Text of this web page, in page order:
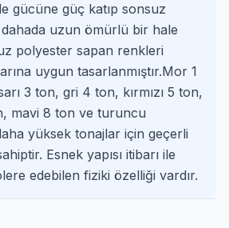
gücüne güç katıp sonsuz
uzun ömürlü bir hale
polyester sapan renkleri
uygun tasarlanmıştır.Mor 1
3 ton, gri 4 ton, kırmızı 5 ton,
mavi 8 ton ve turuncu
yüksek tonajlar için geçerli
Esnek yapısı itibarı ile
edebilen fiziki özelliği vardır.